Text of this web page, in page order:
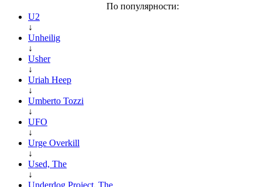
По популярности:
U2
↓
Unheilig
↓
Usher
↓
Uriah Heep
↓
Umberto Tozzi
↓
UFO
↓
Urge Overkill
↓
Used, The
↓
Underdog Project, The